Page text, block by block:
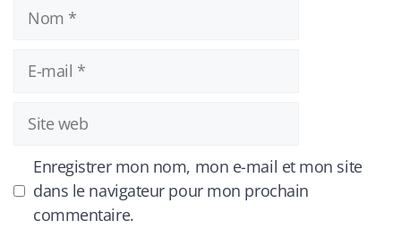
Nom
mail
Site
web
Enregistrer mon nom, mon e-mail et mon site
dans le navigateur pour mon prochain
commentaire.